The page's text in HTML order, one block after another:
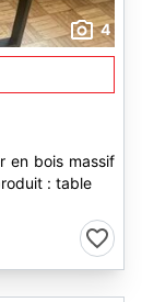
4
en bois massif
: table